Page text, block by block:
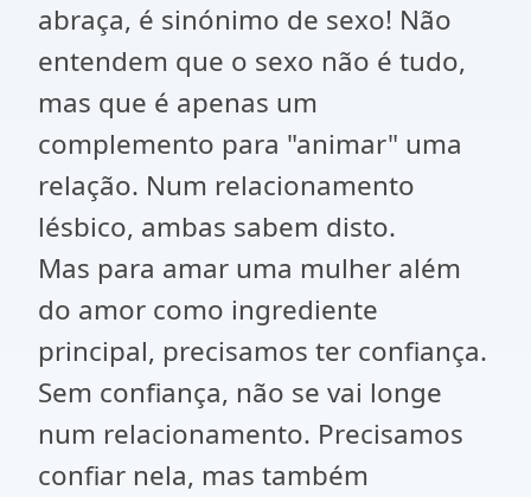
abraça, é sinónimo de sexo! Não
entendem que o sexo não é tudo,
mas que é apenas um
complemento para "animar" uma
relação. Num relacionamento
lésbico, ambas sabem disto.
Mas para amar uma mulher além
do amor como ingrediente
principal, precisamos ter confiança.
Sem confiança, não se vai longe
num relacionamento. Precisamos
confiar nela, mas também